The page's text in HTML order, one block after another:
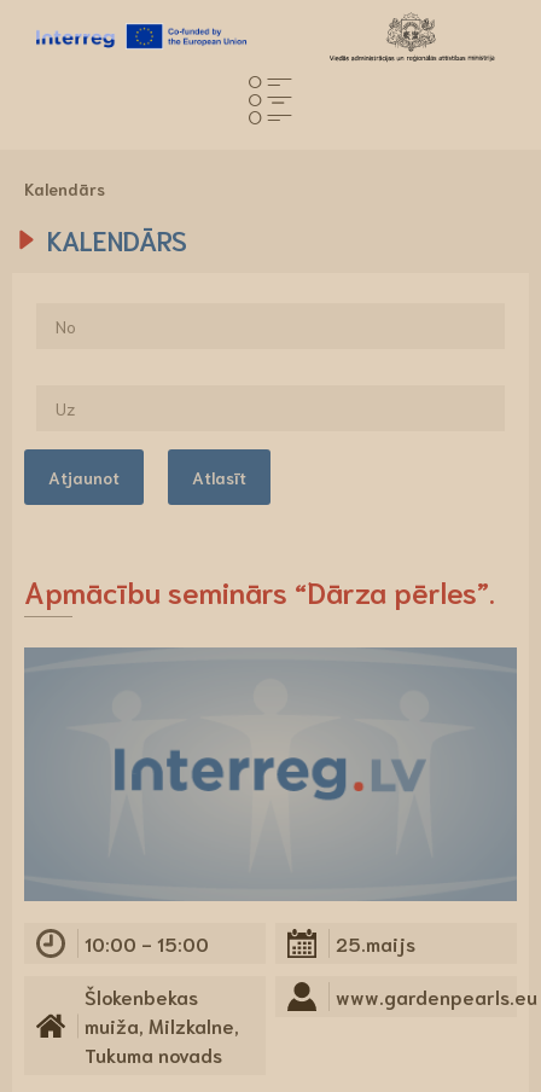
Kalendārs
KALENDĀRS
Atjaunot Atlasīt
Apmācību seminārs “Dārza pērles”.
10:00 - 15:00 25.maijs
Šlokenbekas
muiža, Milzkalne,
Tukuma novads